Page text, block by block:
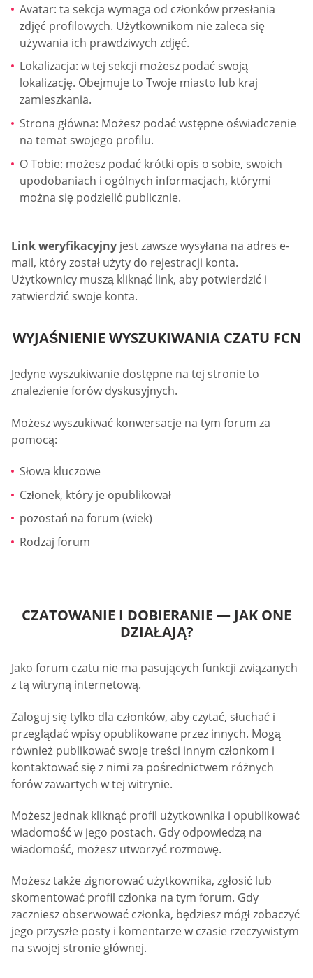
Avatar: ta sekcja wymaga od członków przesłania
zdjęć profilowych. Użytkownikom nie zaleca się
używania ich prawdziwych zdjęć.
Lokalizacja: w tej sekcji możesz podać swoją
lokalizację. Obejmuje to Twoje miasto lub kraj
zamieszkania.
Strona główna: Możesz podać wstępne oświadczenie
na temat swojego profilu.
O Tobie: możesz podać krótki opis o sobie, swoich
upodobaniach i ogólnych informacjach, którymi
można się podzielić publicznie.
Link weryfikacyjny jest zawsze wysyłana na adres e-
mail, który został użyty do rejestracji konta.
Użytkownicy muszą kliknąć link, aby potwierdzić i
zatwierdzić swoje konta.
WYJAŚNIENIE WYSZUKIWANIA CZATU FCN
Jedyne wyszukiwanie dostępne na tej stronie to
znalezienie forów dyskusyjnych.
Możesz wyszukiwać konwersacje na tym forum za
pomocą:
Słowa kluczowe
Członek, który je opublikował
pozostań na forum (wiek)
Rodzaj forum
CZATOWANIE I DOBIERANIE — JAK ONE
DZIAŁAJĄ?
Jako forum czatu nie ma pasujących funkcji związanych
z tą witryną internetową.
Zaloguj się tylko dla członków, aby czytać, słuchać i
przeglądać wpisy opublikowane przez innych. Mogą
również publikować swoje treści innym członkom i
kontaktować się z nimi za pośrednictwem różnych
forów zawartych w tej witrynie.
Możesz jednak kliknąć profil użytkownika i opublikować
wiadomość w jego postach. Gdy odpowiedzą na
wiadomość, możesz utworzyć rozmowę.
Możesz także zignorować użytkownika, zgłosić lub
skomentować profil członka na tym forum. Gdy
zaczniesz obserwować członka, będziesz mógł zobaczyć
jego przyszłe posty i komentarze w czasie rzeczywistym
na swojej stronie głównej.